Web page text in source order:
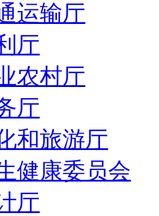
运输厅
厅
农村厅
厅
和旅游厅
健康委员会
厅